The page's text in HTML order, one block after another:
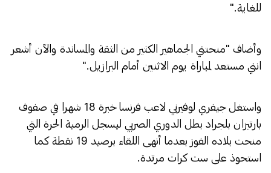
للغاية."
وأضاف "منحتني الجماهير الكثير من الثقة والمساندة والآن أشعر
انني مستعد لمباراة يوم الاثنين أمام البرازيل."
واستغل جيفري لوفيرني لاعب فرنسا خبرة 18 شهرا في صفوف
بارتيزان بلجراد بطل الدوري الصربي ليسجل الرمية الحرة التي
منحت بلاده الفوز بعدما أنهى اللقاء برصيد 19 نقطة كما
استحوذ على ست كرات مرتدة.